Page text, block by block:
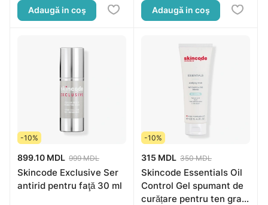
Adaugă in coş Adaugă in coş
-10%
899.10 MDL 999 MDL
Skincode Exclusive Ser
antirid pentru faţă 30 ml
-10%
315 MDL 350 MDL
Skincode Essentials Oil
Control Gel spumant de
curățare pentru ten gras,